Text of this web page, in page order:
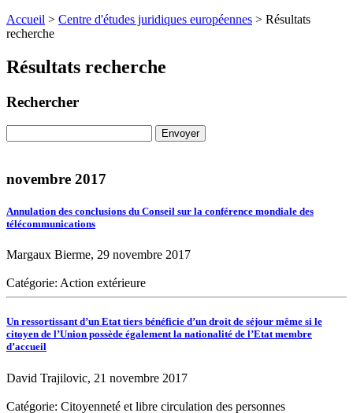
Accueil > Centre d'études juridiques européennes > Résultats
recherche
Résultats recherche
Rechercher
novembre 2017
Annulation des conclusions du Conseil sur la conférence mondiale des
télécommunications
Margaux Bierme, 29 novembre 2017
Catégorie: Action extérieure
Un ressortissant d’un Etat tiers bénéficie d’un droit de séjour même si le
citoyen de l’Union possède également la nationalité de l’Etat membre
d’accueil
David Trajilovic, 21 novembre 2017
Catégorie: Citoyenneté et libre circulation des personnes